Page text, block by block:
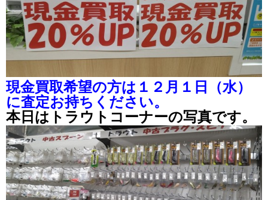
現金買取希望の方は１２月１日（水）
に査定お持ちください。
本日はトラウトコーナーの写真です。